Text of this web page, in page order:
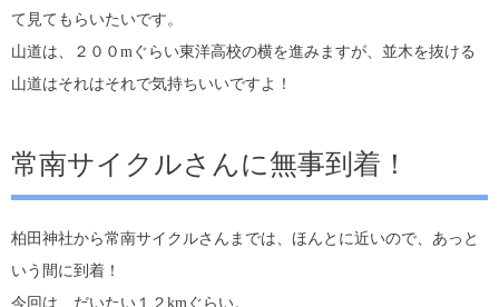
て見てもらいたいです。
山道は、２００mぐらい東洋高校の横を進みますが、並木を抜ける
山道はそれはそれで気持ちいいですよ！
常南サイクルさんに無事到着！
柏田神社から常南サイクルさんまでは、ほんとに近いので、あっと
いう間に到着！
今回は、だいたい１２kmぐらい。